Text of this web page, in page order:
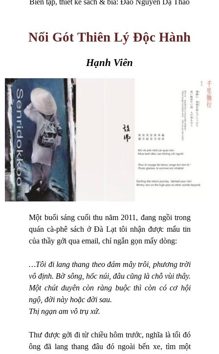
Biên tập, thiết kế sách & bìa: Đào Nguyên Dạ Thảo
Nối Gót Thiên Lý Độc Hành
Hạnh Viên
Một buổi sáng cuối thu năm 2011, đang ngồi trong
quán cà-phê sách ở Đà Lạt tôi nhận được mẩu tin
của thầy gởi qua email, chỉ ngắn gọn mấy dòng:
…Tôi đi lang thang theo đám mây trôi, phương trời
vô định. Bờ sông, hốc núi, đâu cũng là chỗ vùi thây.
Một chút duyên còn ràng buộc thì còn có cơ hội
ngộ, đời này hoặc đời sau.
Thị ngạn am vô trụ xứ.
Thư được gởi đi từ chiều hôm trước, nghĩa là tối đó
ông đã lang thang đâu đó ngoài bến xe, tìm một